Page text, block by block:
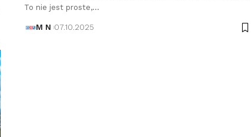
To nie jest proste,…
M N 07.10.2025